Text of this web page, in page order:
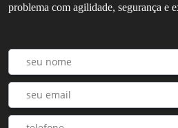
problema com agilidade, segurança e